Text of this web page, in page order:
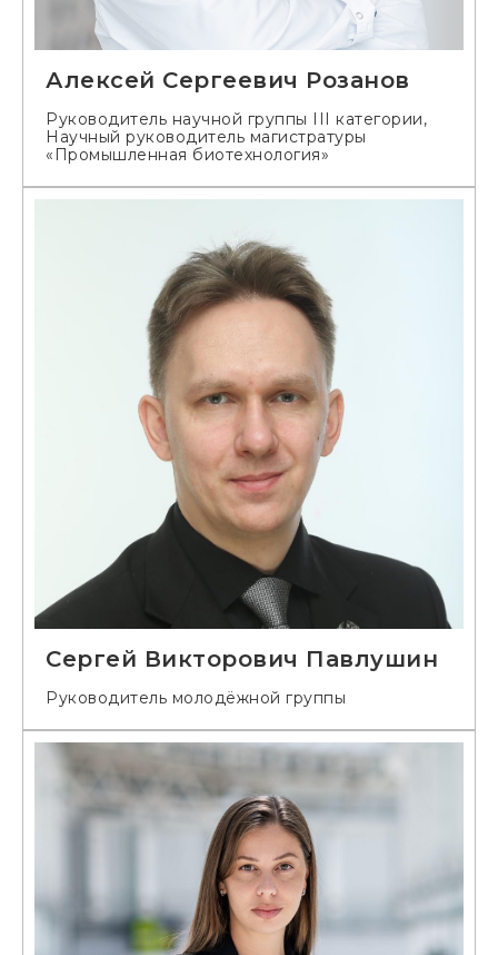
Алексей Сергеевич Розанов
Руководитель научной группы III категории,
Научный руководитель магистратуры
«Промышленная биотехнология»
Сергей Викторович Павлушин
Руководитель молодёжной группы